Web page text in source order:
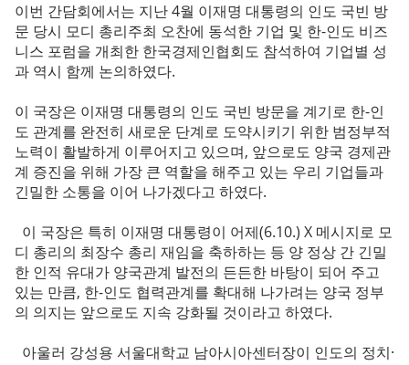
이번 간담회에서는 지난 4월 이재명 대통령의 인도 국빈 방
문 당시 모디 총리주최 오찬에 동석한 기업 및 한-인도 비즈
니스 포럼을 개최한 한국경제인협회도 참석하여 기업별 성
과 역시 함께 논의하였다.
이 국장은 이재명 대통령의 인도 국빈 방문을 계기로 한-인
도 관계를 완전히 새로운 단계로 도약시키기 위한 범정부적
노력이 활발하게 이루어지고 있으며, 앞으로도 양국 경제관
계 증진을 위해 가장 큰 역할을 해주고 있는 우리 기업들과
긴밀한 소통을 이어 나가겠다고 하였다.
이 국장은 특히 이재명 대통령이 어제(6.10.) X 메시지로 모
디 총리의 최장수 총리 재임을 축하하는 등 양 정상 간 긴밀
한 인적 유대가 양국관계 발전의 든든한 바탕이 되어 주고
있는 만큼, 한-인도 협력관계를 확대해 나가려는 양국 정부
의 의지는 앞으로도 지속 강화될 것이라고 하였다.
아울러 강성용 서울대학교 남아시아센터장이 인도의 정치·